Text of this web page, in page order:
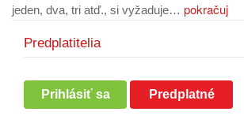
jeden, dva, tri atď., si vyžaduje… pokračuj
Predplatitelia
Prihlásiť sa Predplatné